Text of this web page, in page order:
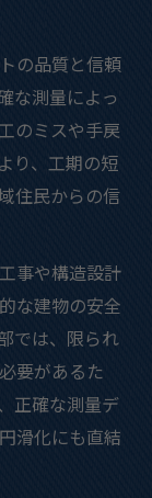
法とは
化する理由
計を実現
とは
量基準解説
理由
しく活用
避につなが
とは
の品質と信頼
な測量によっ
のミスや手戻
り、工期の短
住民からの信
事や構造設計
な建物の安全
では、限られ
要があるた
正確な測量デ
滑化にも直結